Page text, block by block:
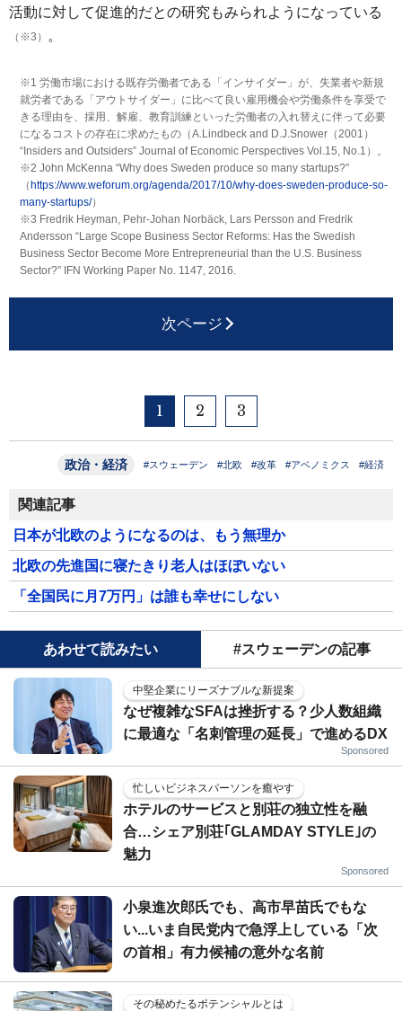
活動に対して促進的だとの研究もみられようになっている
（※3） 。
※1 労働市場における既存労働者である「インサイダー」が、失業者や新規
就労者である「アウトサイダー」に比べて良い雇用機会や労働条件を享受で
きる理由を、採用、解雇、教育訓練といった労働者の入れ替えに伴って必要
になるコストの存在に求めたもの（A.Lindbeck and D.J.Snower（2001）
“Insiders and Outsiders” Journal of Economic Perspectives Vol.15, No.1）。
※2 John McKenna “Why does Sweden produce so many startups?”
（https://www.weforum.org/agenda/2017/10/why-does-sweden-produce-so-
many-startups/）
※3 Fredrik Heyman, Pehr-Johan Norbäck, Lars Persson and Fredrik
Andersson “Large Scope Business Sector Reforms: Has the Swedish
Business Sector Become More Entrepreneurial than the U.S. Business
Sector?” IFN Working Paper No. 1147, 2016.
次ページ
1 2 3
政治・経済 #スウェーデン #北欧 #改革 #アベノミクス #経済
関連記事
日本が北欧のようになるのは、もう無理か
北欧の先進国に寝たきり老人はほぼいない
「全国民に月7万円」は誰も幸せにしない
あわせて読みたい #スウェーデンの記事
中堅企業にリーズナブルな新提案
なぜ複雑なSFAは挫折する？少人数組織
に最適な「名刺管理の延長」で進めるDX
Sponsored
忙しいビジネスパーソンを癒やす
ホテルのサービスと別荘の独立性を融
合…シェア別荘｢GLAMDAY STYLE｣の
魅力
Sponsored
小泉進次郎氏でも、高市早苗氏でもな
い...いま自民党内で急浮上している「次
の首相」有力候補の意外な名前
その秘めたるポテンシャルとは